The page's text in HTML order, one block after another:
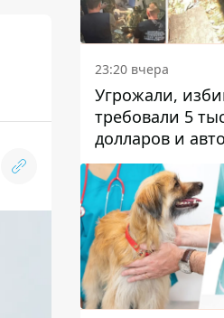
23:20 вчера
Угрожали,
требовали 5
долларов и
Павлограде
мужчин